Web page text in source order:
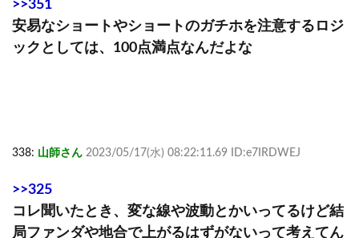
>>351
安易なショートやショートのガチホを注意するロジ
ックとしては、100点満点なんだよな
338: 山師さん 2023/05/17(水) 08:22:11.69 ID:e7IRDWEJ
>>325
コレ聞いたとき、変な線や波動とかいってるけど結
局ファンダや地合で上がるはずがないって考えてん